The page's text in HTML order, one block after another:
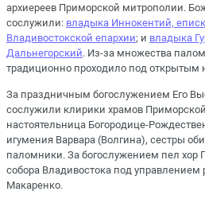
архиереев Приморской митрополии.
сослужили: владыка Иннокентий,
Владивостокской епархии; и владыка
Дальнегорский. Из-за множества
традиционно проходило под открытым
За праздничным богослужением Его
сослужили клирики храмов
настоятельница Богородице-
игумения Варвара (Волгина), сестры
паломники. За богослужением пел хор
собора Владивостока под
Макаренко.